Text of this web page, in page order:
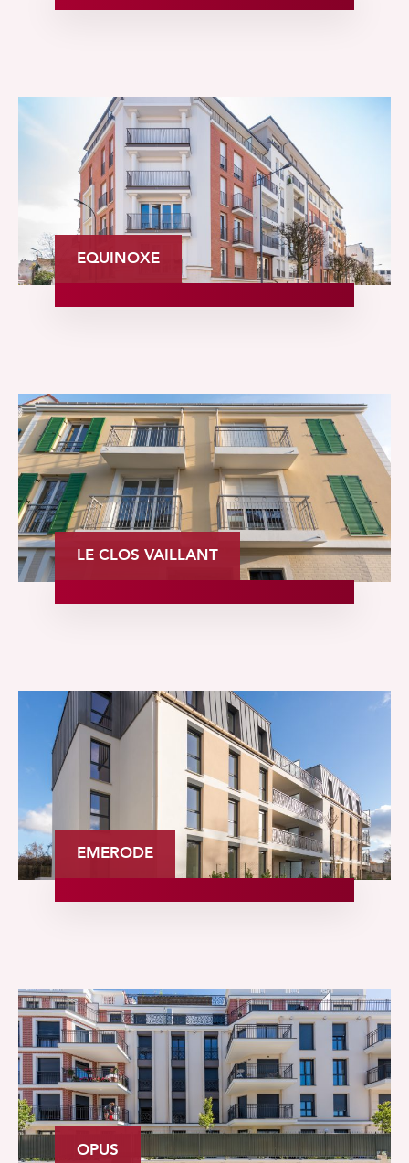
EQUINOXE
LE CLOS VAILLANT
EMERODE
OPUS